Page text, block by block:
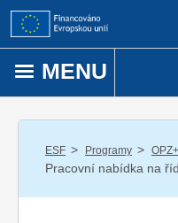
Přejít k obsahu
MENU
ESF / Programy /
Pracovní nabídka na